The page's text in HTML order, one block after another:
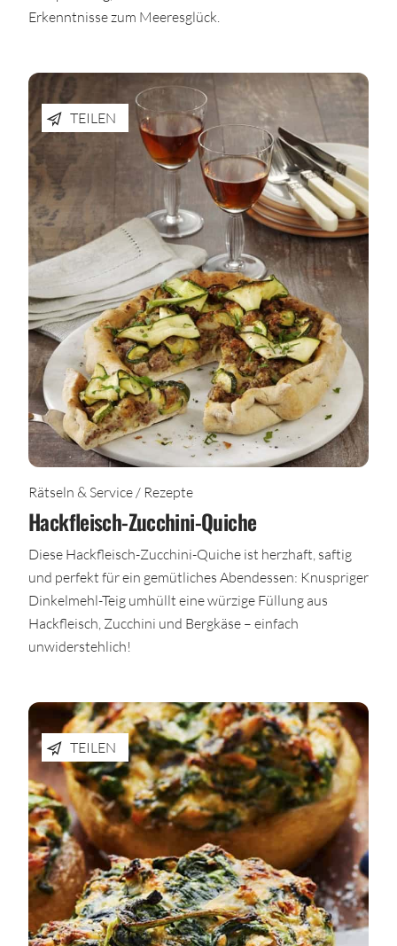
Erkenntnisse zum Meeresglück.
TEILEN
Rätseln & Service / Rezepte
Hackfleisch-Zucchini-Quiche
Diese Hackfleisch-Zucchini-Quiche ist herzhaft, saftig
und perfekt für ein gemütliches Abendessen: Knuspriger
Dinkelmehl-Teig umhüllt eine würzige Füllung aus
Hackfleisch, Zucchini und Bergkäse – einfach
unwiderstehlich!
TEILEN